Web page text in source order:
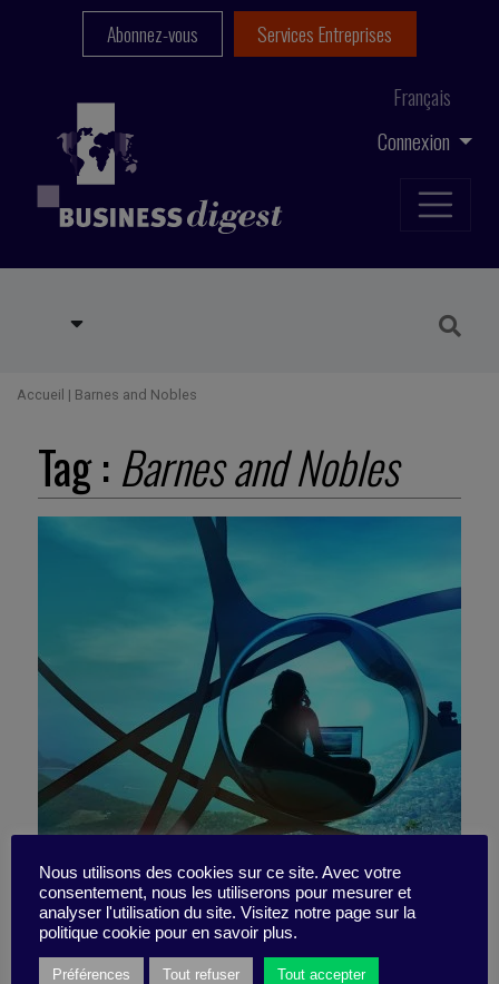
Connexion
Français
Abonnez-vous Services Entreprises
Accueil | Barnes and Nobles
Tag : Barnes and Nobles
Digitalisation : vous avez
des atouts uniques
Nous utilisons des cookies sur ce site. Avec votre
consentement, nous les utiliserons pour mesurer et
analyser l'utilisation du site. Visitez notre page sur la
politique cookie pour en savoir plus.
Préférences Tout refuser Tout accepter